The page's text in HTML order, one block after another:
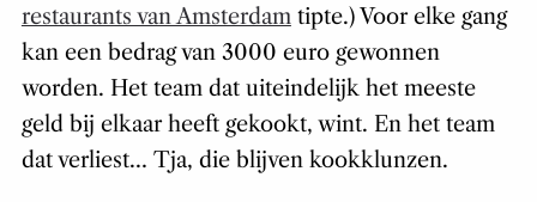
restaurants van Amsterdamtipte.) Voor elke gang
kan een bedrag van 3000 euro gewonnen
worden. Het team dat uiteindelijk het meeste
geld bij elkaar heeft gekookt, wint. En het team
dat verliest… Tja, die blijven kookklunzen.